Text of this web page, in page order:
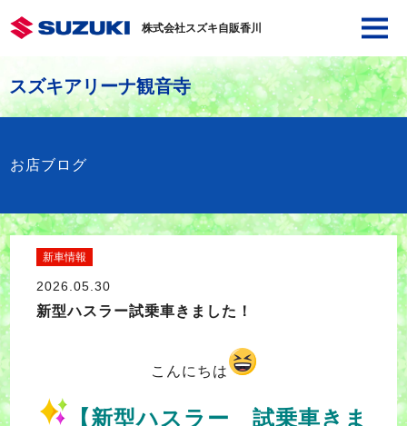
株式会社スズキ自販香川
スズキアリーナ観音寺
お店ブログ
新車情報
2026.05.30
新型ハスラー試乗車きました！
こんにちは
【新型ハスラー 試乗車きま